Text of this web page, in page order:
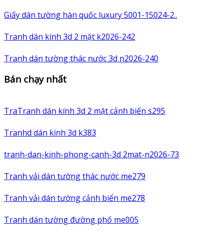
Giấy dán tường hàn quốc luxury 5001-15024-2..
Tranh dán kính 3d 2 mặt k2026-242
Tranh dán tường thác nước 3d n2026-240
Bán chạy nhất
TraTranh dán kính 3d 2 mặt cảnh biển s295
Tranhd dán kính 3d k383
tranh-dan-kinh-phong-canh-3d 2mat-n2026-73
Tranh vải dán tường thác nước me279
Tranh vải dán tường cảnh biển me278
Tranh dán tường đường phố me005